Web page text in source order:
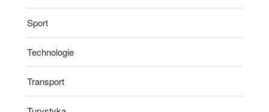
Sport
Technologie
Transport